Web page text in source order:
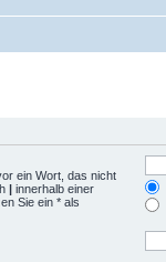
ein Wort, das nicht
| innerhalb einer
Sie ein * als